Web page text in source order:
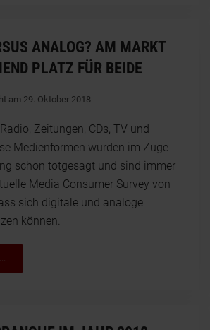
ANALOG? AM MARKT
PLATZ FÜR BEIDE
am 29. Oktober 2018
Zeitungen, CDs, TV und
Medienformen wurden im Zuge
schon totgesagt und sind immer
Media Consumer Survey von
sich digitale und analoge
können.